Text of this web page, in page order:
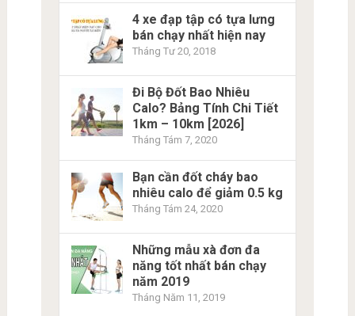
4 xe đạp tập có tựa lưng
bán chạy nhất hiện nay
Tháng Tư 20, 2018
Đi Bộ Đốt Bao Nhiêu
Calo? Bảng Tính Chi Tiết
1km – 10km [2026]
Tháng Tám 7, 2020
Bạn cần đốt cháy bao
nhiêu calo để giảm 0.5 kg
Tháng Tám 24, 2020
Những mẫu xà đơn đa
năng tốt nhất bán chạy
năm 2019
Tháng Năm 11, 2019